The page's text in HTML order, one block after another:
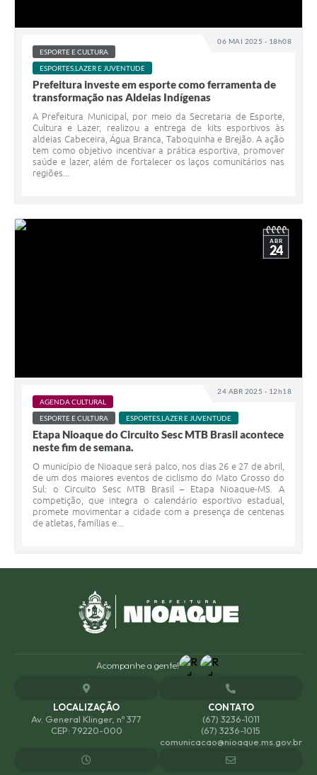
06 MAI 2025 - 18h08
ESPORTE E CULTURA
ESPORTES,LAZER E JUVENTUDE
Prefeitura investe em esporte como ferramenta de
transformação nas Aldeias Indígenas
A Prefeitura Municipal, por meio da Secretaria de Esporte,
Cultura e Lazer, realizou a entrega de kits esportivos às
aldeias Cabeceira, Água Branca, Taboquinha e Brejão. A ação
tem como objetivo incentivar a prática esportiva, promover
saúde e lazer, além de fortalecer os laços comunitários nas
regiões...
24 ABR 2025 - 12h18
ABR
24
AGENDA CULTURAL
ESPORTE E CULTURA
ESPORTES,LAZER E JUVENTUDE
Etapa Nioaque do Circuito Sesc MTB Brasil acontece
neste fim de semana.
O município de Nioaque será palco, nos dias 26 e 27 de abril,
de um dos maiores eventos de ciclismo do Mato Grosso do
Sul: o Circuito Sesc MTB Brasil – Etapa Nioaque-MS. A
competição, que integra o calendário esportivo estadual,
promete movimentar a cidade com a presença de centenas
de atletas, famílias e...
Acompanhe a gente!
LOCALIZAÇÃO
Av. General Klinger, nº 377
CEP: 79220-000
CONTATO
(67) 3236-1011
(67) 3236-1015
comunicacao@nioaque.ms.gov.br